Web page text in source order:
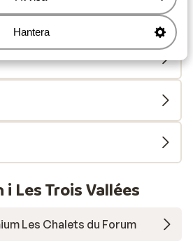
Hantera
Skidskola
i Les Trois Vallées
Les Chalets du Forum